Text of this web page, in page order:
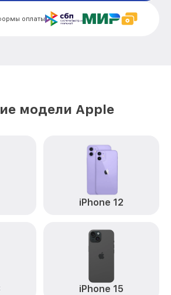
iPhone 12 Mini Apple от 1500₽
оплаты
модели Apple
iPhone 12
iPhone 15